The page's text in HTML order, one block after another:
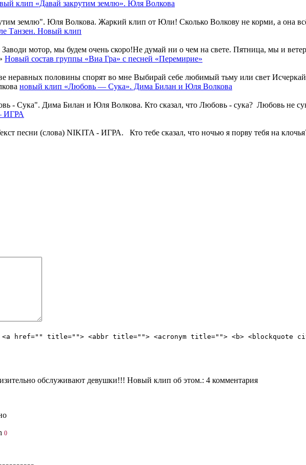
клип «Давай закрутим землю». Юля Волкова
землю". Юля Волкова. Жаркий клип от Юли! Сколько Волкову не корми, а она
Танзен. Новый клип
мотор, мы будем очень скоро!Не думай ни о чем на свете. Пятница, мы и
Новый состав группы «Виа Гра» с песней «Перемирие»
неравных половины спорят во мне Выбирай себе любимый тьму или свет Исчеркай
новый клип «Любовь — Сука». Дима Билан и Юля Волкова
Сука". Дима Билан и Юля Волкова. Кто сказал, что Любовь - сука? Любовь не
ИГРА
(слова) NIKITA - ИГРА. Кто тебе сказал, что ночью я порву тебя на
<a href="" title=""> <abbr title=""> <acronym title=""> <b> <blockquote
обслуживают девушки!!! Новый клип об этом.: 4 комментария
0